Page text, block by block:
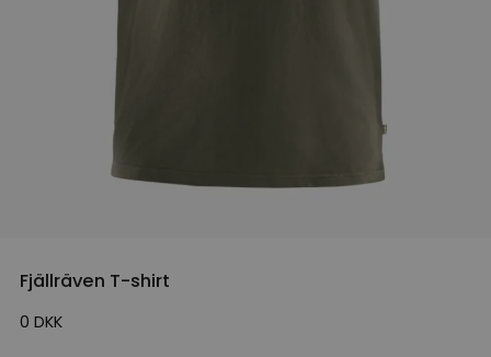
Fjällräven T-shirt
0 DKK